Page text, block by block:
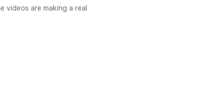
videos are making a real